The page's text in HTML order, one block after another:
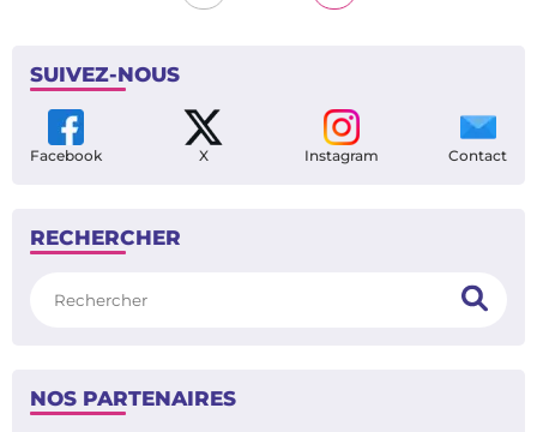
SUIVEZ-NOUS
Facebook X Instagram Contact
RECHERCHER
NOS PARTENAIRES